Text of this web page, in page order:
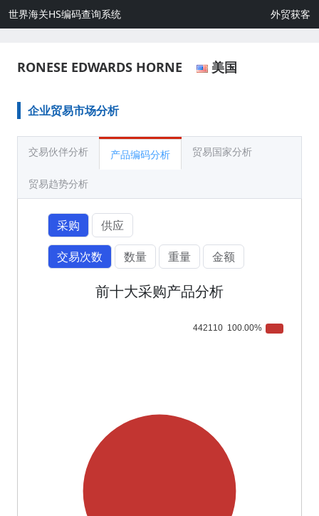
世界海关HS编码查询系统 外贸获客
RONESE EDWARDS HORNE 美国
企业贸易市场分析
交易伙伴分析 产品编码分析 贸易国家分析
贸易趋势分析
采购
供应
交易次数
数量 重量 金额
前十大采购产品分析